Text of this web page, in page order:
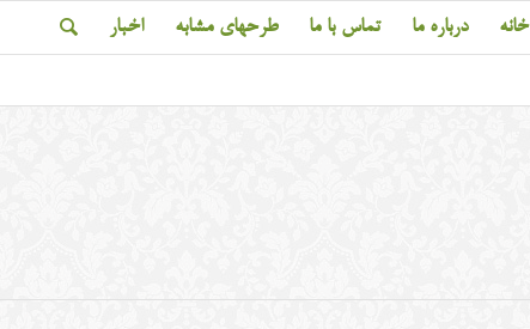
خانه درباره ما تماس با ما طرحهای مشابه اخبار